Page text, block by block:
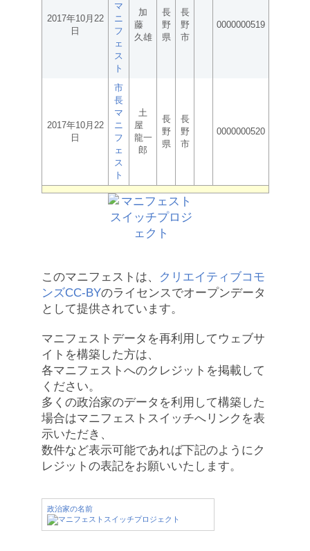
2017年10月22
日
マ
ニ
フ
ェ
ス
ト
加
藤
久雄
長
野
県
長
野
市
0000000519
2017年10月22
日
市
長
マ
ニ
フ
ェ
ス
ト
土
屋
龍一
郎
長
野
県
長
野
市
0000000520
このマニフェストは、
クリエイティブコモ
ンズCC-BYのライセンスでオープンデータ
として提供されています。
マニフェストデータを再利用してウェブサ
イトを構築した方は、
各マニフェストへのクレジットを掲載して
ください。
多くの政治家のデータを利用して構築した
場合はマニフェストスイッチへリンクを表
示いただき、
数件など表示可能であれば下記のようにク
レジットの表記をお願いいたします。
政治家の名前